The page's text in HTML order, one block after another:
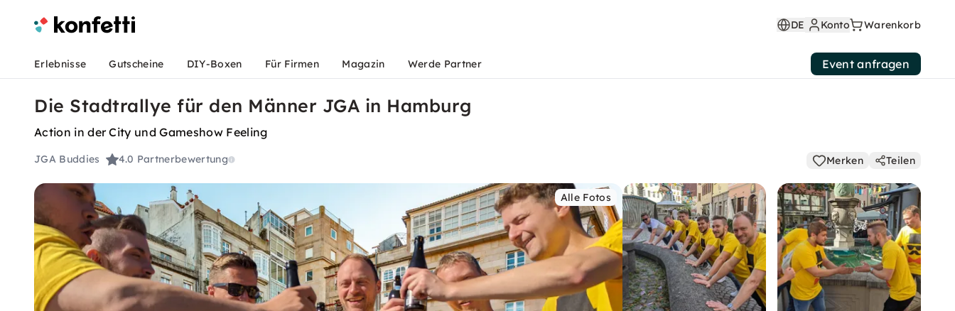
DE Konto Warenkorb
Erlebnisse Gutscheine DIY-Boxen Für Firmen Magazin Werde Partner Event anfragen
Die Stadtrallye für den Männer JGA in Hamburg
Action in der City und Gameshow Feeling
JGA Buddies 4.0 Partnerbewertung Merken Teilen
Alle Fotos